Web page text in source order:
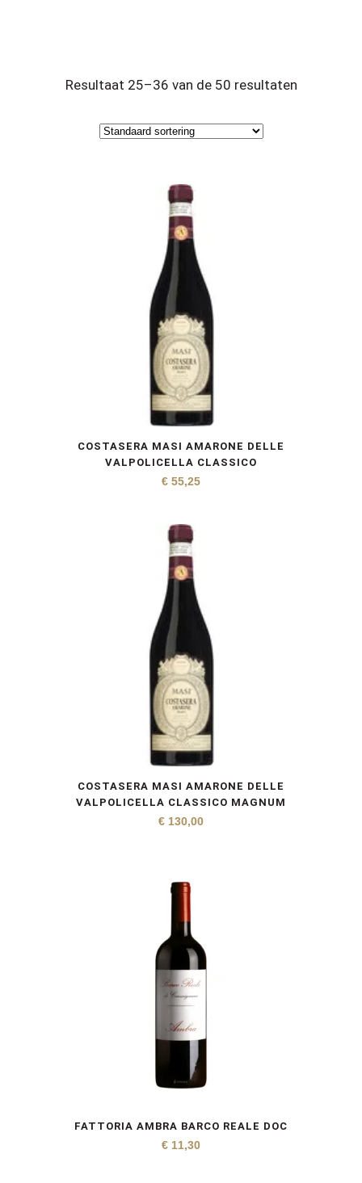
Resultaat 25–36 van de 50 resultaten
wordt getoond
COSTASERA MASI AMARONE DELLE
VALPOLICELLA CLASSICO
€ 55,25
COSTASERA MASI AMARONE DELLE
VALPOLICELLA CLASSICO MAGNUM
€ 130,00
FATTORIA AMBRA BARCO REALE DOC
€ 11,30